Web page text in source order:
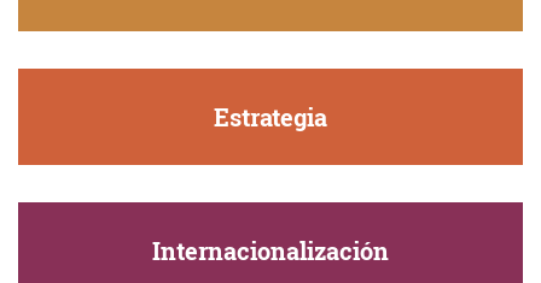
Estrategia
Internacionalización